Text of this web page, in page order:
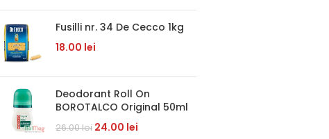
Fusilli nr. 34 De Cecco 1kg
18.00 lei
Deodorant Roll On
BOROTALCO Original 50ml
26.00lei 24.00 lei